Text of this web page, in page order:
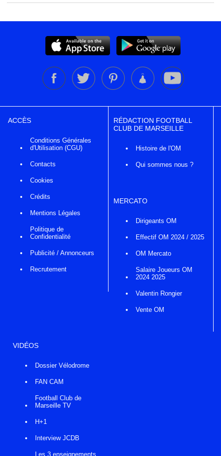
ACCÈS
Conditions Générales
d'Utilisation (CGU)
Contacts
Cookies
Crédits
Mentions Légales
Politique de
Confidentialité
Publicité / Annonceurs
Recrutement
RÉDACTION FOOTBALL
CLUB DE MARSEILLE
Histoire de l'OM
Qui sommes nous ?
MERCATO
Dirigeants OM
Effectif OM 2024 / 2025
OM Mercato
Salaire Joueurs OM
2024 2025
Valentin Rongier
Vente OM
VIDÉOS
Dossier Vélodrome
FAN CAM
Football Club de
Marseille TV
H+1
Interview JCDB
Les 3 enseignements